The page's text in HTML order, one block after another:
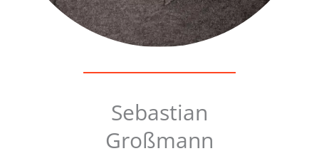
Sebastian
Großmann